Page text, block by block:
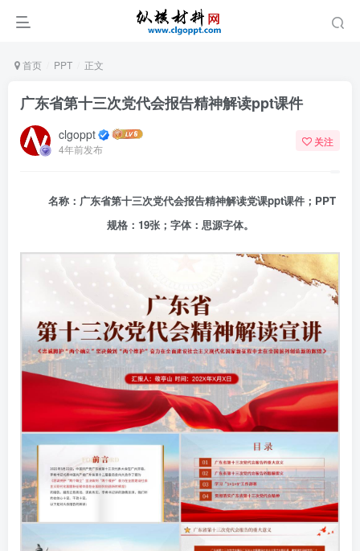
首页 PPT 正文
广东省第十三次党代会报告精神解读ppt课件
clgoppt
4年前发布
关注
名称：广东省第十三次党代会报告精神解读党课ppt课件；PPT
规格：19张；字体：思源字体。